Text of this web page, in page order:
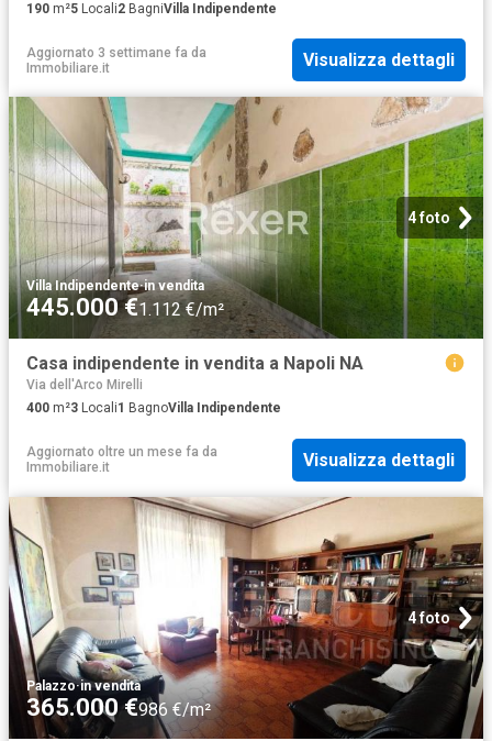
190 m²5 Locali2 BagniVilla Indipendente
Aggiornato 3 settimane fa da
Immobiliare.it
Visualizza dettagli
4 foto
Villa Indipendente·in vendita
445.000 €1.112 €/m²
Casa indipendente in vendita a Napoli NA
Via dell'Arco Mirelli
400 m²3 Locali1 BagnoVilla Indipendente
Aggiornato oltre un mese fa da
Immobiliare.it
Visualizza dettagli
4 foto
Palazzo·in vendita
365.000 €986 €/m²